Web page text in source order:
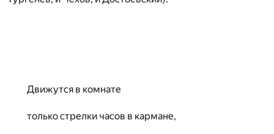
Движутся в комнате
только стрелки часов в кармане,